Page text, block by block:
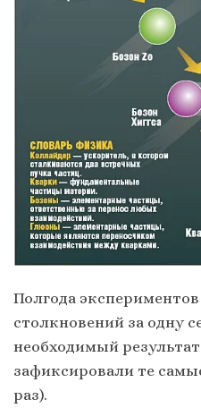
Полгода экспериментов
столкновений за одну
необходимый
зафиксировали те
раз).